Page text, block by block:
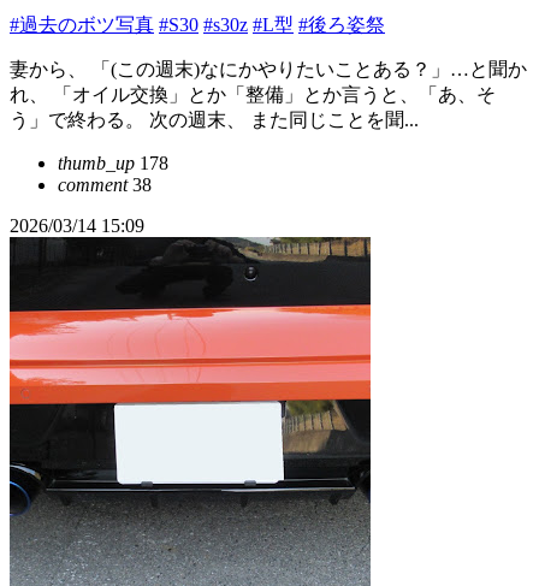
#過去のボツ写真 #S30 #s30z #L型 #後ろ姿祭
妻から、 「(この週末)なにかやりたいことある？」…と聞か
れ、 「オイル交換」とか「整備」とか言うと、「あ、そ
う」で終わる。 次の週末、 また同じことを聞...
thumb_up 178
comment38
2026/03/14 15:09